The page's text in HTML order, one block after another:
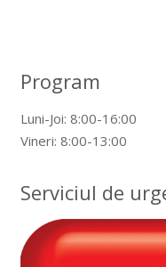
Program
Luni-Joi: 8:00-16:00
Vineri: 8:00-13:00
Serviciul de